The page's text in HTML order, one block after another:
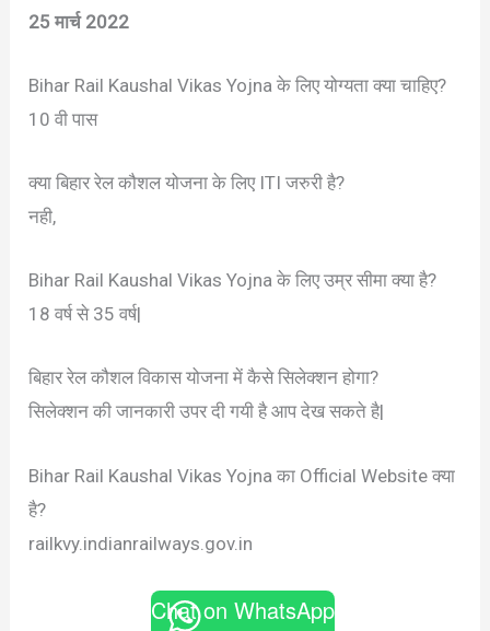
25 मार्च 2022
Bihar Rail Kaushal Vikas Yojna के लिए योग्यता क्या चाहिए?
10 वी पास
क्या बिहार रेल कौशल योजना के लिए ITI जरुरी है?
नही,
Bihar Rail Kaushal Vikas Yojna के लिए उम्र सीमा क्या है?
18 वर्ष से 35 वर्ष|
बिहार रेल कौशल विकास योजना में कैसे सिलेक्शन होगा?
सिलेक्शन की जानकारी उपर दी गयी है आप देख सकते है|
Bihar Rail Kaushal Vikas Yojna का Official Website क्या
है?
railkvy.indianrailways.gov.in
Chat on WhatsApp